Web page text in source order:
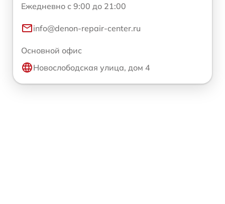
Ежедневно с 9:00 до 21:00
info@denon-repair-center.ru
Основной офис
Новослободская улица, дом 4